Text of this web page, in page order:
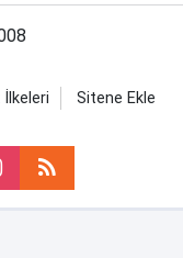
İlkeleri Sitene Ekle